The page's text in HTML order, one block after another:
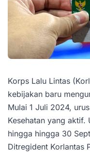
Korps Lalu Lintas
kebijakan baru
Mulai 1 Juli 2024,
Kesehatan yang
hingga hingga 30
Ditregident Korlantas